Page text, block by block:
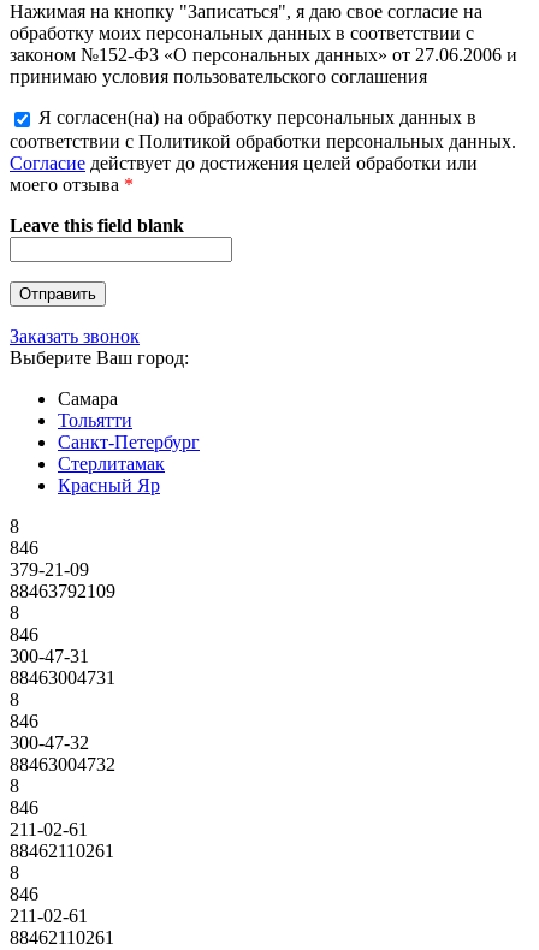
Нажимая на кнопку "Записаться", я даю свое согласие на
обработку моих персональных данных в соответствии с
законом №152-ФЗ «О персональных данных» от 27.06.2006 и
принимаю условия пользовательского соглашения
Я согласен(на) на обработку персональных данных в
соответствии с Политикой обработки персональных данных.
Согласие действует до достижения целей обработки или
моего отзыва *
Leave this field blank
Заказать звонок
Выберите Ваш город:
Самара
Тольятти
Санкт-Петербург
Стерлитамак
Красный Яр
8
846
379-21-09
88463792109
8
846
300-47-31
88463004731
8
846
300-47-32
88463004732
8
846
211-02-61
88462110261
8
846
211-02-61
88462110261